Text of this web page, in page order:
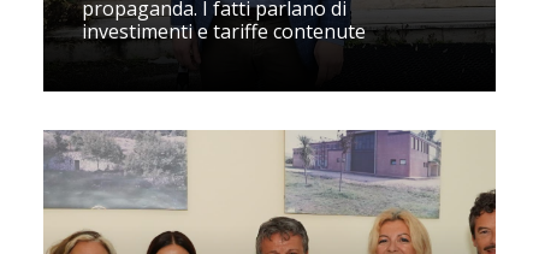
propaganda. I fatti parlano di
investimenti e tariffe contenute